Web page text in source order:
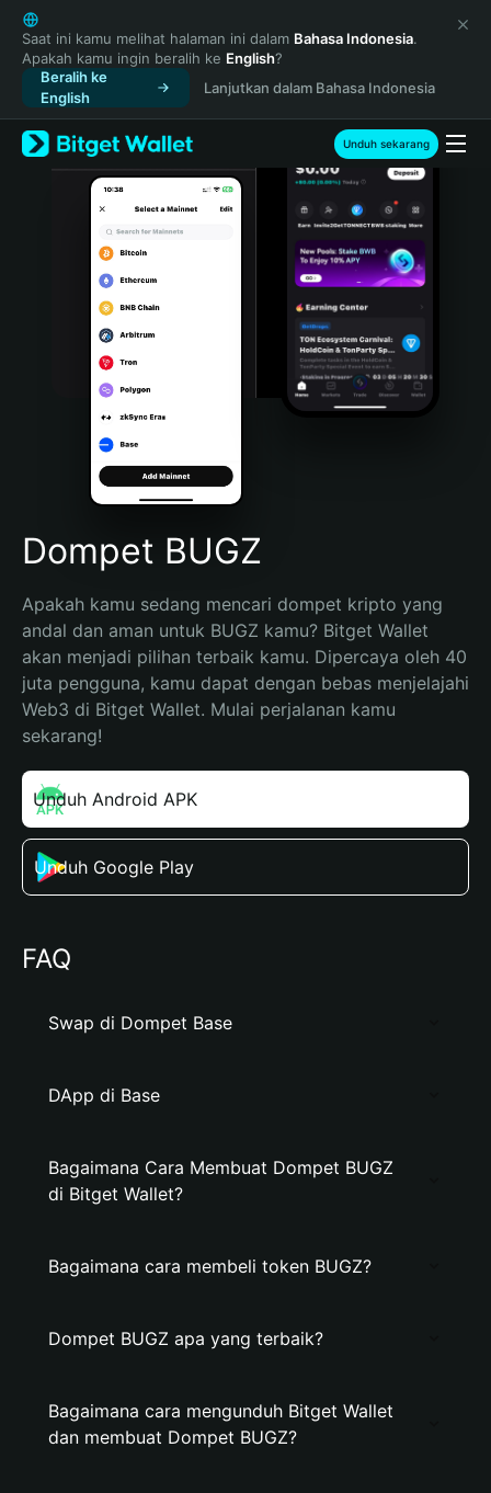
English
日本語
Tiếng Việt
Русский
Español (Latinoamérica)
Türkçe
Italiano
Português (Portugal)
Bahasa Indonesia
Português (Brasil)
Español (Argentina)
Saat ini kamu melihat halaman ini dalam Bahasa Indonesia.
Apakah kamu ingin beralih ke English?
Beralih ke
English
Lanjutkan dalam Bahasa Indonesia
Unduh sekarang
Dompet BUGZ
Apakah kamu sedang mencari dompet kripto yang
andal dan aman untuk BUGZ kamu? Bitget Wallet
akan menjadi pilihan terbaik kamu. Dipercaya oleh 40
juta pengguna, kamu dapat dengan bebas menjelajahi
Web3 di Bitget Wallet. Mulai perjalanan kamu
sekarang!
Unduh Android APK
Unduh Google Play
FAQ
Swap di Dompet Base
DApp di Base
Bagaimana Cara Membuat Dompet BUGZ
di Bitget Wallet?
Bagaimana cara membeli token BUGZ?
Dompet BUGZ apa yang terbaik?
Bagaimana cara mengunduh Bitget Wallet
dan membuat Dompet BUGZ?